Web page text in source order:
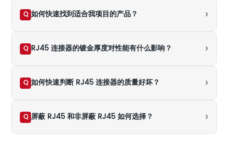
Q 如何快速找到适合我项目的产品？ ›
Q RJ45 连接器的镀金厚度对性能有什么影响？ ›
Q 如何快速判断 RJ45 连接器的质量好坏？ ›
Q 屏蔽 RJ45 和非屏蔽 RJ45 如何选择？ ›